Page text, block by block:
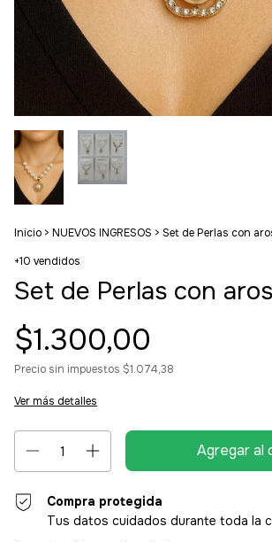
Inicio > NUEVOS INGRESOS > Set de Perlas con
+10 vendidos
Set de Perlas con aros
$1.300,00
Precio sin impuestos $1.074,38
Ver más detalles
Compra protegida
Tus datos cuidados durante toda la